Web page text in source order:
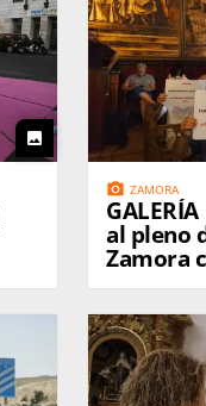
photo
photo_camera ZAMORA
GALERÍA | La tensión
al pleno
Zamora